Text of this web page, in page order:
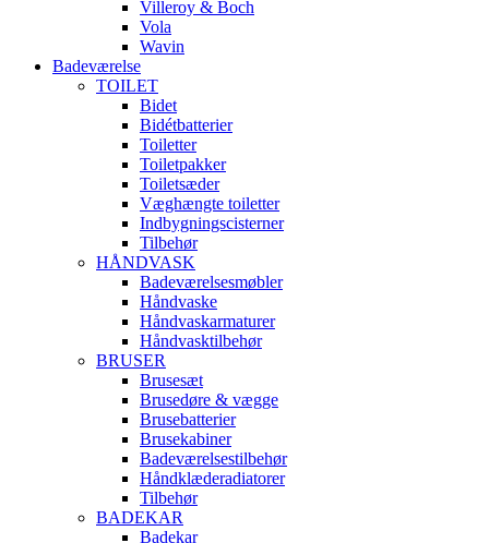
Villeroy & Boch
Vola
Wavin
Badeværelse
TOILET
Bidet
Bidétbatterier
Toiletter
Toiletpakker
Toiletsæder
Væghængte toiletter
Indbygningscisterner
Tilbehør
HÅNDVASK
Badeværelsesmøbler
Håndvaske
Håndvaskarmaturer
Håndvasktilbehør
BRUSER
Brusesæt
Brusedøre & vægge
Brusebatterier
Brusekabiner
Badeværelsestilbehør
Håndklæderadiatorer
Tilbehør
BADEKAR
Badekar